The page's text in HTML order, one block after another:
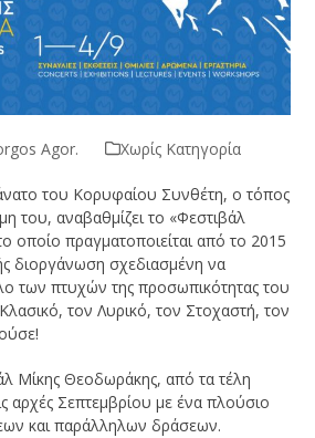
Agor. Χωρίς Κατηγορία
του Κορυφαίου Συνθέτη, ο τόπος
του, αναβαθμίζει το «Φεστιβάλ
οποίο πραγματοποιείται από το 2015
διοργάνωση σχεδιασμένη να
των πτυχών της προσωπικότητας του
τον Λυρικό, τον Στοχαστή, τον
Μίκης Θεοδωράκης, από τα τέλη
αρχές Σεπτεμβρίου με ένα πλούσιο
και παράλληλων δράσεων.